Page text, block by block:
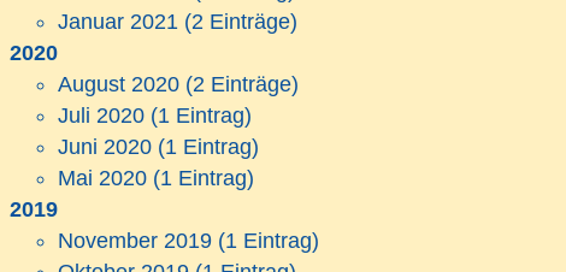
Januar 2021 (2 Einträge)
2020
August 2020 (2 Einträge)
Juli 2020 (1 Eintrag)
Juni 2020 (1 Eintrag)
Mai 2020 (1 Eintrag)
2019
November 2019 (1 Eintrag)